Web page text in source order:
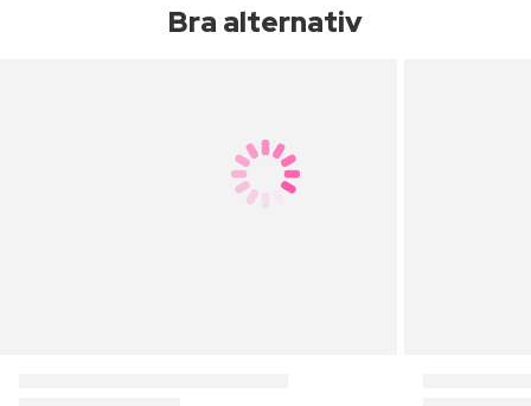
Bra alternativ